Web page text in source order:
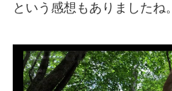
という感想もありましたね。